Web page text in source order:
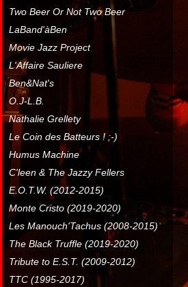
Two Beer Or Not Two Beer
LaBand'àBen
Movie Jazz Project
L'Affaire Sauliere
Ben&Nat's
O.J-L.B.
Nathalie Grellety
Le Coin des Batteurs ! ;-)
Humus Machine
C'leen & The Jazzy Fellers
E.O.T.W. (2012-2015)
Monte Cristo (2019-2020)
Les Manouch'Tachus (2008-2015)
The Black Truffle (2019-2020)
Tribute to E.S.T. (2009-2012)
TTC (1995-2017)